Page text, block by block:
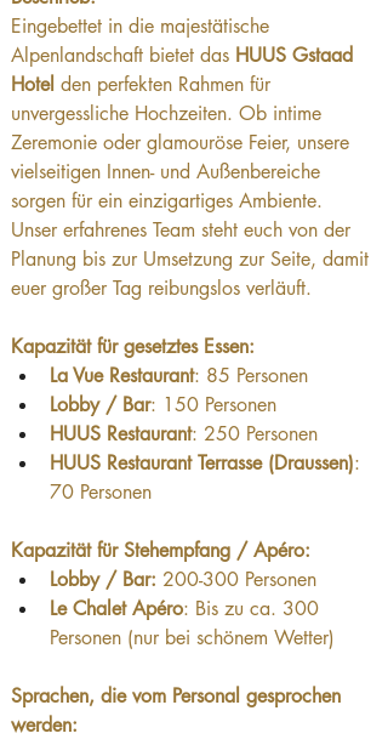
Eingebettet in die majestätische
Alpenlandschaft bietet das HUUS Gstaad
Hotel den perfekten Rahmen für
unvergessliche Hochzeiten. Ob intime
Zeremonie oder glamouröse Feier, unsere
vielseitigen Innen- und Außenbereiche
sorgen für ein einzigartiges Ambiente.
Unser erfahrenes Team steht euch von der
Planung bis zur Umsetzung zur Seite, damit
euer großer Tag reibungslos verläuft.
Kapazität für gesetztes Essen:
La Vue Restaurant: 85 Personen
Lobby / Bar: 150 Personen
HUUS Restaurant: 250 Personen
HUUS Restaurant Terrasse (Draussen):
70 Personen
Kapazität für Stehempfang / Apéro:
Lobby / Bar: 200-300 Personen
Le Chalet Apéro: Bis zu ca. 300
Personen (nur bei schönem Wetter)
Sprachen, die vom Personal gesprochen
werden: